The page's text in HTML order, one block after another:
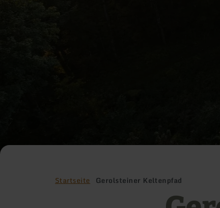
Startseite Gerolsteiner Keltenpfad